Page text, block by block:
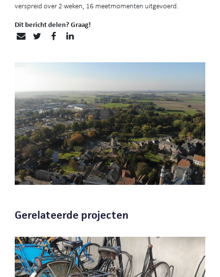
verspreid over 2 weken, 16 meetmomenten uitgevoerd.
Dit bericht delen? Graag!
Gerelateerde projecten